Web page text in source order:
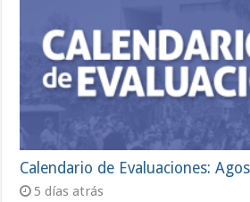
Calendario de Evaluaciones:
5 días atrás